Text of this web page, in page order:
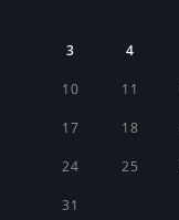
3 4
10 11
17 18
24 25
31